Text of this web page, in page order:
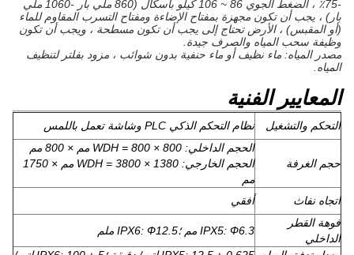
-75٪ ، الضغط الجوي 86 ~ 106 كيلو باسكال (860 ملي بار -1060 ملي
بار) ، يجب أن تكون مجهزة بمفتاح الإضاءة ومفتاح التسرب المقاوم للماء
(أو المقبس) ، الأرض تحتاج إلى يجب أن تكون مسطحة ، ويجب أن تكون
وظيفة سحب المياه والصرف جيدة.
مصدر المياه: ماء نظيف أو ماء حنفية بدون شوائب ، مزود بفلتر لتنظيف
المياه.
المعايير الفنية
التحكم والتشغيل نظام التحكم الذكي PLC وشاشة تعمل باللمس
حجم الغرفة
الحجم الداخلي: WDH = 800 × 800 مم × 800 مم
الحجم الخارجي: WDH = 3800 × 1380 مم × 1750
مم
اتجاه نفاث
أفقي
فوهة القطر
الداخلي
IPX5: Ф6.3 مم ؛IPX6: Ф12.5 ملم